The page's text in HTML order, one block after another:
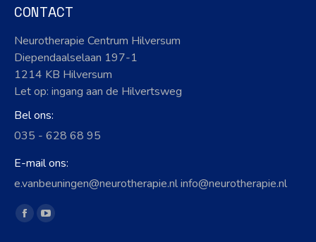
CONTACT
Neurotherapie Centrum Hilversum
Diependaalselaan 197-1
1214 KB Hilversum
Let op: ingang aan de Hilvertsweg
Bel ons:
035 - 628 68 95
E-mail ons:
e.vanbeuningen@neurotherapie.nl info@neurotherapie.nl
Vind ons op:
Facebook
YouTube